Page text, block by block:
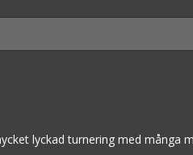
lyckad turnering med många